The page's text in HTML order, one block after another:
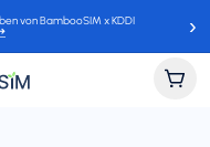
von BambooSIM x KDDI ›